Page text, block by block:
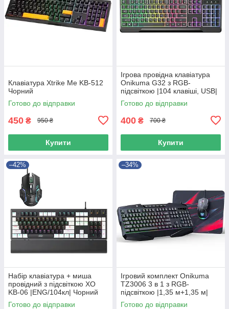
Клавіатура Xtrike Me KB-512
Чорний
Готово до відправки
450 ₴ 950 ₴
Купити
Ігрова провідна клавіатура
Onikuma G32 з RGB-
підсвіткою |104 клавіші, USB|
Чорний 56078
Готово до відправки
400 ₴ 700 ₴
Купити
–42%
Набір клавіатура + миша
провідний з підсвіткою XO
KB-06 |ENG/104кл| Чорний
49448
Готово до відправки
–34%
Ігровий комплект Onikuma
TZ3006 3 в 1 з RGB-
підсвіткою |1,35 м+1,35 м|
Чорний 56080
Готово до відправки